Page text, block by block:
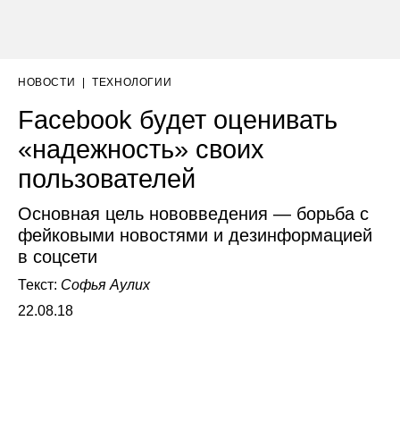
НОВОСТИ | ТЕХНОЛОГИИ
Facebook будет оценивать
«надежность» своих
пользователей
Основная цель нововведения — борьба с
фейковыми новостями и дезинформацией
в соцсети
Текст: Софья Аулих
22.08.18